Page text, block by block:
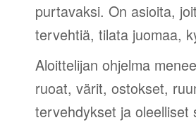
purtavaksi. On asioita,
tervehtiä, tilata juomaa,
Aloittelijan ohjelma
ruoat, värit, ostokset,
tervehdykset ja oleelliset